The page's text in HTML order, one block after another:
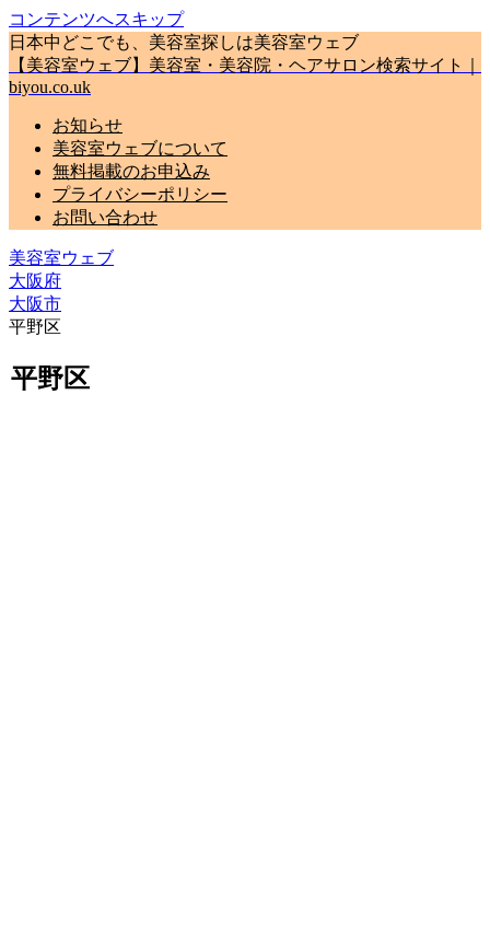
コンテンツへスキップ
日本中どこでも、美容室探しは美容室ウェブ
【美容室ウェブ】美容室・美容院・ヘアサロン検索サイト｜
biyou.co.uk
お知らせ
美容室ウェブについて
無料掲載のお申込み
プライバシーポリシー
お問い合わせ
美容室ウェブ
大阪府
大阪市
平野区
平野区